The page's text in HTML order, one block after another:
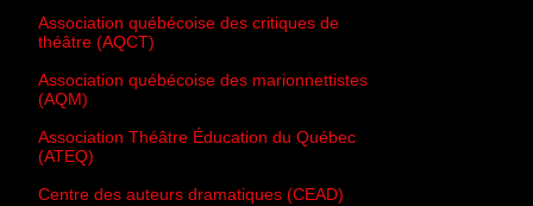
Association québécoise des critiques de
théâtre (AQCT)
Association québécoise des marionnettistes
(AQM)
Association Théâtre Éducation du Québec
(ATEQ)
Centre des auteurs dramatiques (CEAD)